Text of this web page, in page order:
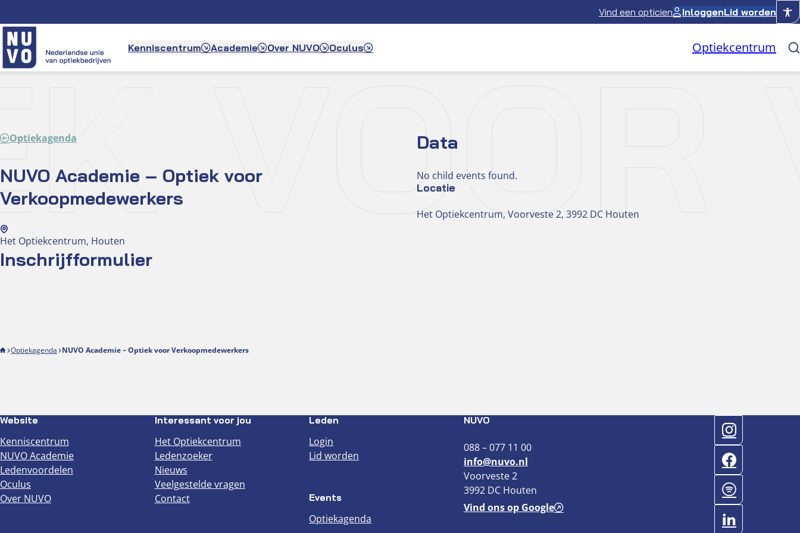
naar
de
inhoud
Vind een opticien InloggenLid worden
Kenniscentrum Academie Over NUVO Oculus Optiekcentrum
VOOR
Optiekagenda
NUVO Academie – Optiek voor
Verkoopmedewerkers
Het Optiekcentrum, Houten
Inschrijfformulier
Data
No child events found.
Locatie
Het Optiekcentrum, Voorveste 2, 3992 DC Houten
Optiekagenda NUVO Academie – Optiek voor Verkoopmedewerkers
Website
Kenniscentrum
NUVO Academie
Ledenvoordelen
Oculus
Over NUVO
Interessant voor jou
Het Optiekcentrum
Ledenzoeker
Nieuws
Veelgestelde vragen
Contact
Leden
Login
Lid worden
Events
Optiekagenda
NUVO
088 – 077 11 00
info@nuvo.nl
Voorveste 2
3992 DC Houten
Vind ons op Google